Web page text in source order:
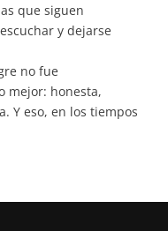
que siguen
y dejarse
no fue
mejor: honesta,
Y eso, en los tiempos